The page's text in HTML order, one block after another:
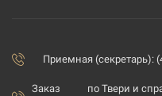
Приемная (секретарь):
Заказ
по Твери и